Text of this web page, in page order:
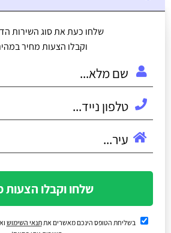
שלחו כעת את סוג השירות
וקבלו הצעות מחיר
שלחו וקבלו הצעות
בשליחת הטופס הינכם מאשרים אתתנאי השימוש